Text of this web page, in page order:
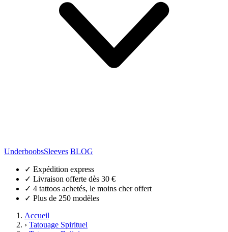
UnderboobsSleeves BLOG
✓ Expédition express
✓ Livraison offerte dès 30 €
✓ 4 tattoos achetés, le moins cher offert
✓ Plus de 250 modèles
Accueil
› Tatouage Spirituel